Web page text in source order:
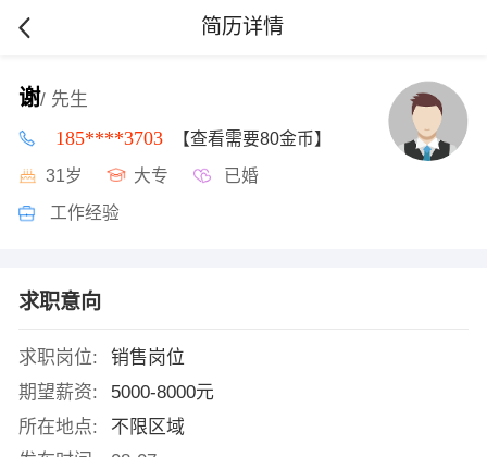
简历详情
谢/ 先生
185****3703 【查看需要80金币】
31岁 大专 已婚
工作经验
求职意向
求职岗位:
销售岗位
期望薪资:
5000-8000元
所在地点:
不限区域